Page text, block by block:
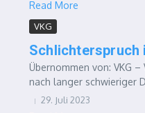
Read More
VKG
Schlichterspruch
Übernommen von: VKG
nach langer schwieriger
29. Juli 2023